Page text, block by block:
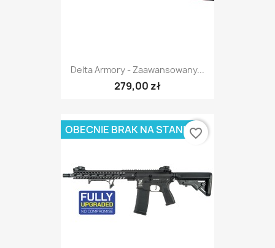
Delta Armory - Zaawansowany...
279,00 zł
OBECNIE BRAK NA STANIEfavorite_border